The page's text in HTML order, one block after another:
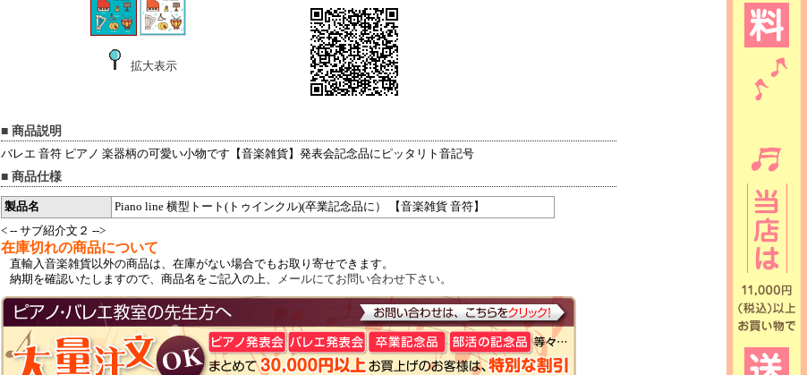
拡大表示
■ 商品説明
バレエ 音符 ピアノ 楽器柄の可愛い小物です【音楽雑貨】発表会記念品にピッタリト音記号
■ 商品仕様
製品名
Piano line 横型トート(トゥインクル)(卒業記念品に） 【音楽雑貨 音符】
< -- サブ紹介文２ -->
在庫切れの商品について
直輸入音楽雑貨以外の商品は、在庫がない場合でもお取り寄せできます。
納期を確認いたしますので、商品名をご記入の上、
メールにてお問い合わせ下さい。